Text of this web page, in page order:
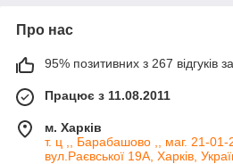
Про нас
95% позитивних з 267 відгуків
Працює з 11.08.2011
м. Харків
т. ц ,, Барабашово ,, маг. 21-01-
вул.Раєвської 19А, Харків,